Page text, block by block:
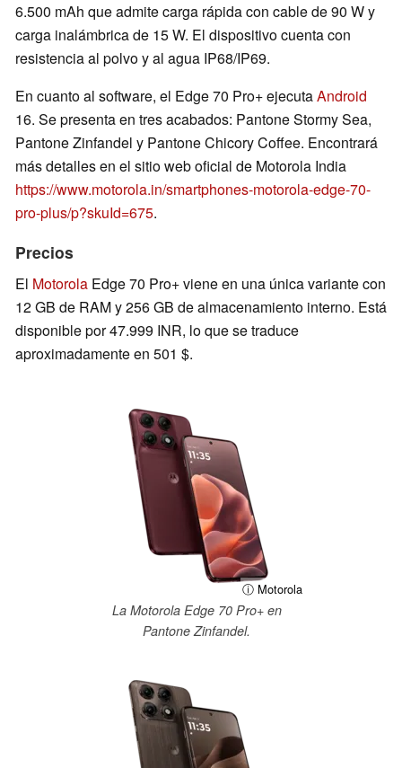
6.500 mAh que admite carga rápida con cable de 90 W y
carga inalámbrica de 15 W. El dispositivo cuenta con
resistencia al polvo y al agua IP68/IP69.
En cuanto al software, el Edge 70 Pro+ ejecutaAndroid
16. Se presenta en tres acabados: Pantone Stormy Sea,
Pantone Zinfandel y Pantone Chicory Coffee. Encontrará
más detalles en el sitio web oficial de Motorola India
https://www.motorola.in/smartphones-motorola-edge-70-
pro-plus/p?skuId=675.
Precios
El Motorola Edge 70 Pro+ viene en una única variante con
12 GB de RAM y 256 GB de almacenamiento interno. Está
disponible por 47.999 INR, lo que se traduce
aproximadamente en 501 $.
ⓘ Motorola
La Motorola Edge 70 Pro+ en
Pantone Zinfandel.